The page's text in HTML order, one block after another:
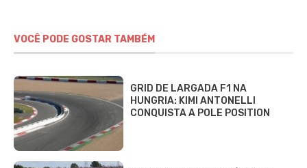
VOCÊ PODE GOSTAR TAMBÉM
GRID DE LARGADA F1 NA
HUNGRIA: KIMI ANTONELLI
CONQUISTA A POLE POSITION